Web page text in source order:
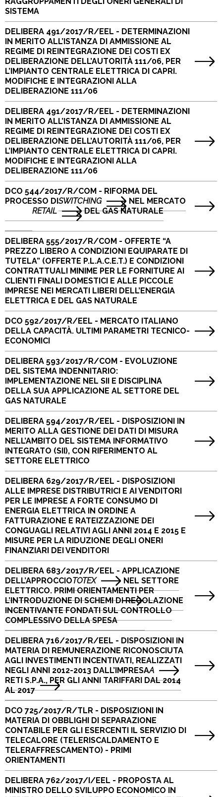
SISTEMA
DELIBERA 491/2017/R/EEL - DETERMINAZIONI
IN MERITO ALL’ISTANZA DI AMMISSIONE AL
REGIME DI REINTEGRAZIONE DEI COSTI EX
DELIBERAZIONE DELL’AUTORITÀ 111/06, PER
L’IMPIANTO CENTRALE ELETTRICA DI CAPRI.
MODIFICHE E INTEGRAZIONI ALLA
DELIBERAZIONE 111/06
DELIBERA 491/2017/R/EEL - DETERMINAZIONI
IN MERITO ALL’ISTANZA DI AMMISSIONE AL
REGIME DI REINTEGRAZIONE DEI COSTI EX
DELIBERAZIONE DELL’AUTORITÀ 111/06, PER
L’IMPIANTO CENTRALE ELETTRICA DI CAPRI.
MODIFICHE E INTEGRAZIONI ALLA
DELIBERAZIONE 111/06
DCO 544/2017/R/COM - RIFORMA DEL
PROCESSO DISWITCHING
NEL MERCATO
RETAIL
DEL GAS NATURALE
DELIBERA 555/2017/R/COM - OFFERTE “A
PREZZO LIBERO A CONDIZIONI EQUIPARATE DI
TUTELA” (OFFERTE P.L.A.C.E.T.) E CONDIZIONI
CONTRATTUALI MINIME PER LE FORNITURE AI
CLIENTI FINALI DOMESTICI E ALLE PICCOLE
IMPRESE NEI MERCATI LIBERI DELL’ENERGIA
ELETTRICA E DEL GAS NATURALE
DCO 592/2017/R/EEL - MERCATO ITALIANO
DELLA CAPACITÀ. ULTIMI PARAMETRI TECNICO-
ECONOMICI
DELIBERA 593/2017/R/COM - EVOLUZIONE
DEL SISTEMA INDENNITARIO:
IMPLEMENTAZIONE NEL SII E DISCIPLINA
DELLA SUA APPLICAZIONE AL SETTORE DEL
GAS NATURALE
DELIBERA 594/2017/R/EEL - DISPOSIZIONI IN
MERITO ALLA GESTIONE DEI DATI DI MISURA
NELL’AMBITO DEL SISTEMA INFORMATIVO
INTEGRATO (SII), CON RIFERIMENTO AL
SETTORE ELETTRICO
DELIBERA 629/2017/R/EEL - DISPOSIZIONI
ALLE IMPRESE DISTRIBUTRICI E AI VENDITORI
PER LE IMPRESE A FORTE CONSUMO DI
ENERGIA ELETTRICA IN ORDINE A
FATTURAZIONE E RATEIZZAZIONE DEI
CONGUAGLI RELATIVI AGLI ANNI 2014 E 2015 E
MISURE PER LA RIDUZIONE DEGLI ONERI
FINANZIARI DEI VENDITORI
DELIBERA 683/2017/R/EEL - APPLICAZIONE
DELL’APPROCCIOTOTEX
NEL SETTORE
ELETTRICO. PRIMI ORIENTAMENTI PER
L’INTRODUZIONE DI SCHEMI DI REGOLAZIONE
INCENTIVANTE FONDATI SUL CONTROLLO
COMPLESSIVO DELLA SPESA
DELIBERA 716/2017/R/EEL - DISPOSIZIONI IN
MATERIA DI REMUNERAZIONE RICONOSCIUTA
AGLI INVESTIMENTI INCENTIVATI, REALIZZATI
NEGLI ANNI 2012-2013 DALL’IMPRESAA
RETI S.P.A., PER GLI ANNI TARIFFARI DAL 2014
AL 2017
DCO 725/2017/R/TLR - DISPOSIZIONI IN
MATERIA DI OBBLIGHI DI SEPARAZIONE
CONTABILE PER GLI ESERCENTI IL SERVIZIO DI
TELECALORE (TELERISCALDAMENTO E
TELERAFFRESCAMENTO) - PRIMI
ORIENTAMENTI
DELIBERA 762/2017/I/EEL - PROPOSTA AL
MINISTRO DELLO SVILUPPO ECONOMICO IN